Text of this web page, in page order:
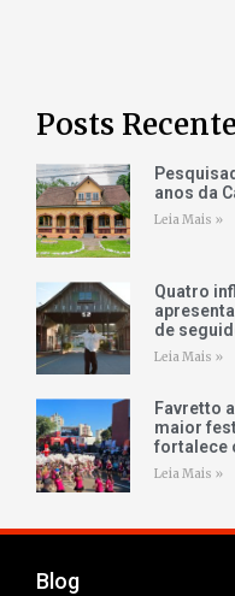
Posts
anos da
Leia Mais »
Quatro
de
Leia Mais »
Favretto
maior
fortalece
Leia Mais »
Blog